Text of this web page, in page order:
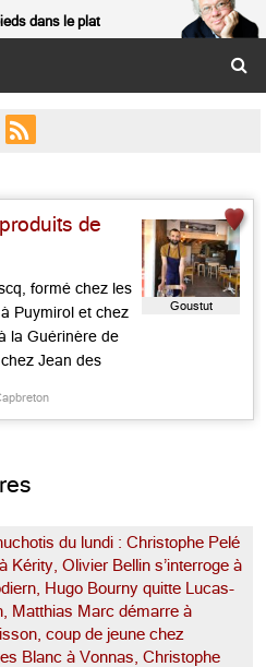
dans le plat

de
formé chez les
Puymirol et chez
la Guérinère de
Jean des
Le lieu est
Goustut
du lundi : Christophe Pelé
Kérity, Olivier Bellin s’interroge à
Hugo Bourny quitte Lucas-
Matthias Marc démarre à
coup de jeune chez
Blanc à Vonnas, Christophe